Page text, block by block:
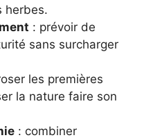
herbes.
: prévoir de
sans surcharger
les premières
la nature faire son
: combiner